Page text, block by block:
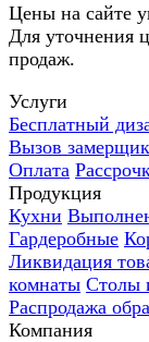
Цены на сайте
Для уточнения
продаж.
Услуги
Бесплатный
Вызов
Оплата
Продукция
Кухни
Гардеробные
Ликвидация
комнаты Столы
Распродажа
Компания